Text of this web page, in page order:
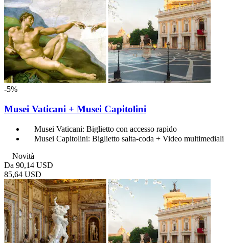
-5%
Musei Vaticani + Musei Capitolini
Musei Vaticani: Biglietto con accesso rapido
Musei Capitolini: Biglietto salta-coda + Video multimediali
Novità
Da 90,14 USD
85,64 USD